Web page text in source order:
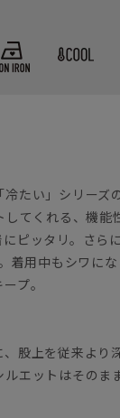
たい」シリーズ
てくれる、機能
ピッタリ。さら
着用中もシワに
プ。
股上を従来より
エットはそのま